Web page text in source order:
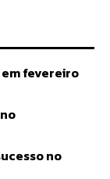
fevereiro
no